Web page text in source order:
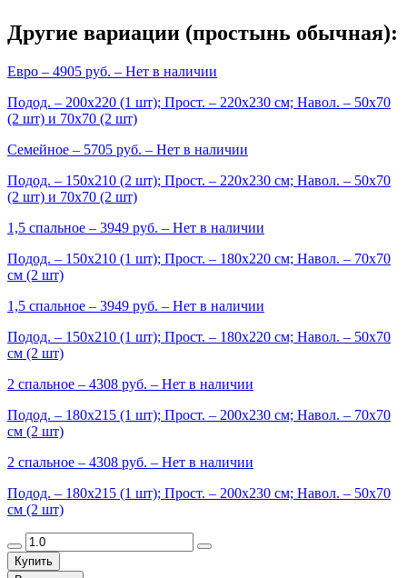
Другие вариации (простынь обычная):
Евро – 4905 руб. – Нет в наличии
Подод. – 200х220 (1 шт); Прост. – 220х230 см; Навол. – 50х70
(2 шт) и 70х70 (2 шт)
Семейное – 5705 руб. – Нет в наличии
Подод. – 150х210 (2 шт); Прост. – 220х230 см; Навол. – 50х70
(2 шт) и 70х70 (2 шт)
1,5 спальное – 3949 руб. – Нет в наличии
Подод. – 150х210 (1 шт); Прост. – 180х220 см; Навол. – 70х70
см (2 шт)
1,5 спальное – 3949 руб. – Нет в наличии
Подод. – 150х210 (1 шт); Прост. – 180х220 см; Навол. – 50х70
см (2 шт)
2 спальное – 4308 руб. – Нет в наличии
Подод. – 180х215 (1 шт); Прост. – 200х230 см; Навол. – 70х70
см (2 шт)
2 спальное – 4308 руб. – Нет в наличии
Подод. – 180х215 (1 шт); Прост. – 200х230 см; Навол. – 50х70
см (2 шт)
Купить